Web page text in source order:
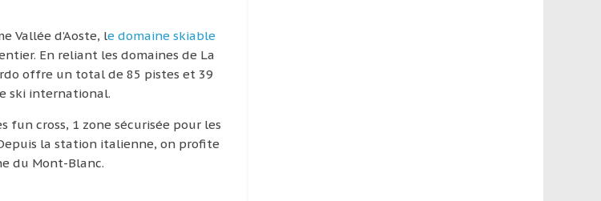
Vallée d’Aoste, le domaine skiable
En reliant les domaines de La
offre un total de 85 pistes et 39
ski international.
fun cross, 1 zone sécurisée pour les
la station italienne, on profite
du Mont-Blanc.